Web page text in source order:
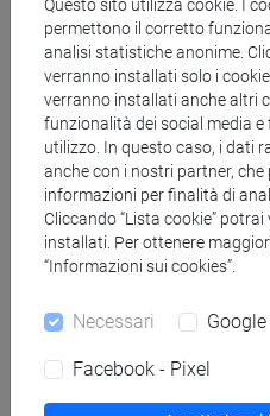
Gli aspetti formali del
- la struttura del bilancio
- la comunicazione
Testi di riferimento
IL SOLO TESTO DI
Economia Aziendale 2
McGraw-Hill, 2020.
Letture integrative (solo
obbligatorie):
Questo sito utilizza cookie. I
permettono il corretto
analisi statistiche anonime.
verranno installati solo i
verranno installati anche altri
funzionalità dei social media
utilizzo. In questo caso, i dati
anche con i nostri partner,
informazioni per finalità di
Cliccando “Lista cookie”
installati. Per ottenere
“Informazioni sui cookies”.
Necessari
Facebook - Pixel